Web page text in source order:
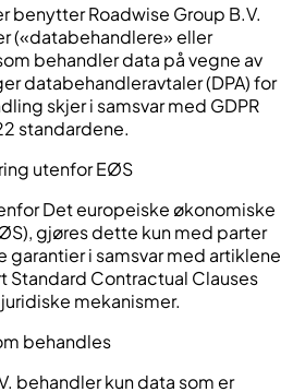
benytter Roadwise Group B.V.
(«databehandlere» eller
behandler data på vegne av
databehandleravtaler (DPA) for
skjer i samsvar med GDPR
standardene.
utenfor EØS
Det europeiske økonomiske
gjøres dette kun med parter
i samsvar med artiklene
Standard Contractual Clauses
mekanismer.
behandles
behandler kun data som er